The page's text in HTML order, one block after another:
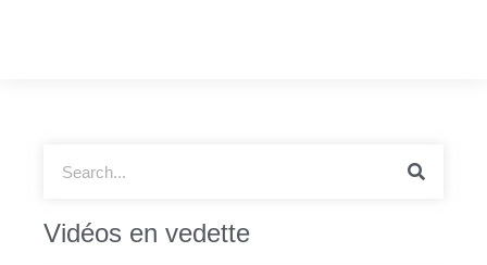
Vidéos en vedette